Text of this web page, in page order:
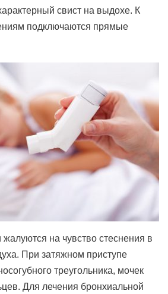
свист на выдохе. К
подключаются прямые
на чувство стеснения в
При затяжном приступе
треугольника, мочек
Для лечения бронхиальной